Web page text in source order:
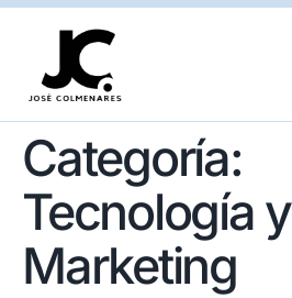
Categoría:
Tecnología y
Marketing